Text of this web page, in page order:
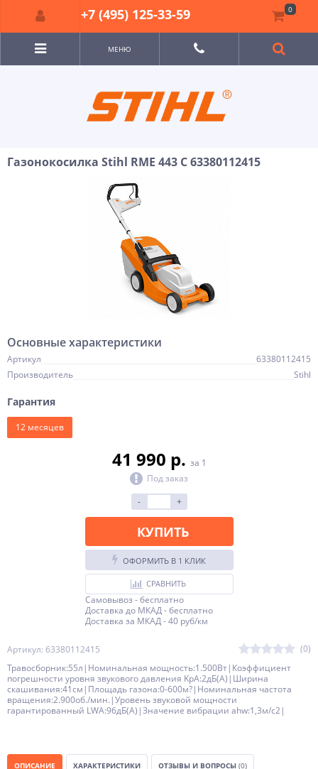
МЕНЮ
Газонокосилка Stihl RME 443 C 63380112415
Артикул: 63380112415 (0)
Основные характеристики
Артикул
63380112415
Производитель
Stihl
Травосборник:55л|Номинальная мощность:1.500Вт|Коэффициент
погрешности уровня звукового давления KpA:2дБ(A)|Ширина
скашивания:41см|Площадь газона:0-600м?|Номинальная частота
вращения:2.900об./мин.|Уровень звуковой мощности
гарантированный LWA:96дБ(A)|Значение вибрации ahw:1,3м/с2|
Гарантия
12 месяцев
41 990 p. за 1
Под заказ
-
+
КУПИТЬ
ОФОРМИТЬ В 1 КЛИК
СРАВНИТЬ
Самовывоз - бесплатно
Доставка до МКАД - бесплатно
Доставка за МКАД - 40 руб/км
ОПИСАНИЕ ХАРАКТЕРИСТИКИ ОТЗЫВЫ И ВОПРОСЫ (0)
+7 (495) 125-33-59 0